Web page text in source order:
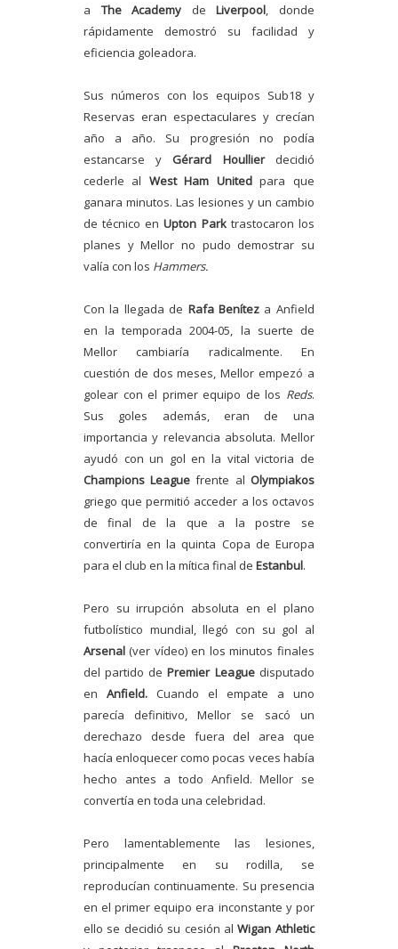
a The Academy deLiverpool, donde
rápidamente demostró su facilidad y
eficiencia goleadora.
Sus números con los equipos Sub18 y
Reservas eran espectaculares y crecían
año a año. Su progresión no podía
estancarse y Gérard Houllierdecidió
cederle al West Ham Unitedpara que
ganara minutos. Las lesiones y un cambio
de técnico enUpton Parktrastocaron los
planes y Mellor no pudo demostrar su
valía con los Hammers.
Con la llegada de Rafa Benítez a Anfield
en la temporada 2004-05, la suerte de
Mellor cambiaría radicalmente. En
cuestión de dos meses, Mellor empezó a
golear con el primer equipo de los Reds.
Sus goles además, eran de una
importancia y relevancia absoluta. Mellor
ayudó con un gol en la vital victoria de
Champions League frente al Olympiakos
griego que permitió acceder a los octavos
de final de la que a la postre se
convertiría en la quinta Copa de Europa
para el club en la mítica final de Estanbul.
Pero su irrupción absoluta en el plano
futbolístico mundial, llegó con su gol al
Arsenal (ver vídeo) en los minutos finales
del partido dePremier Leaguedisputado
en Anfield.Cuando el empate a uno
parecía definitivo, Mellor se sacó un
derechazo desde fuera del area que
hacía enloquecer como pocas veces había
hecho antes a todo Anfield. Mellor se
convertía en toda una celebridad.
Pero lamentablemente las lesiones,
principalmente en su rodilla, se
reproducían continuamente. Su presencia
en el primer equipo era inconstante y por
ello se decidió su cesión alWigan Athletic